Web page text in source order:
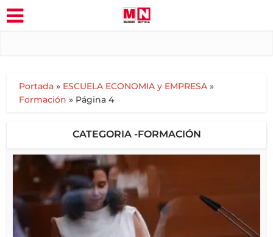
Portada » ESCUELA ECONOMIA y EMPRESA »
Formación » Página 4
CATEGORIA -FORMACIÓN